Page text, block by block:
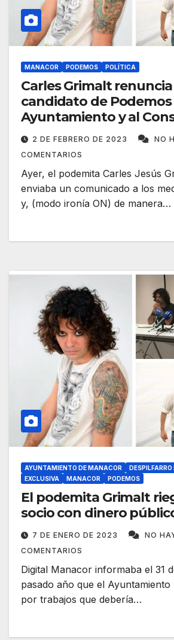
MANACOR PODEMOS POLÍTICA
Carles Grimalt renuncia
candidato de Podemos
Ayuntamiento y al
2 DE FEBRERO DE 2023
NO
COMENTARIOS
Ayer, el podemita Carles Jesús
enviaba un comunicado a los
y, (modo ironía ON) de manera…
AYUNTAMIENTO DE MANACOR
EXCLUSIVA
MANACOR PODEMOS
El podemita Grimalt
socio con dinero
7 DE ENERO DE 2023
NO
COMENTARIOS
Digital Manacor informaba el 31
pasado año que el Ayuntamiento
por trabajos que debería…